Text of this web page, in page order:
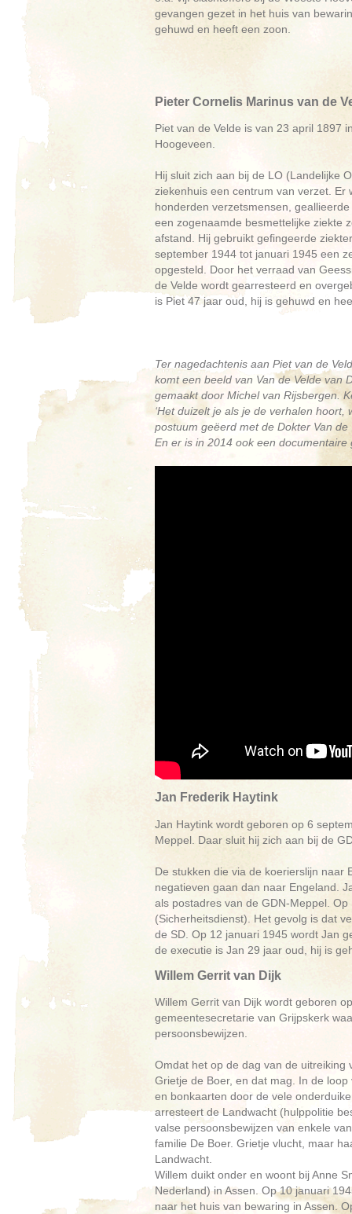
gevangen gezet in het huis van
gehuwd en heeft een zoon.
Pieter Cornelis Marinus van de
Piet van de Velde is van 23 april 1897
Hoogeveen.
Hij sluit zich aan bij de LO (Landelijke
ziekenhuis een centrum van verzet.
honderden verzetsmensen,
een zogenaamde besmettelijke ziekte
afstand. Hij gebruikt gefingeerde
september 1944 tot januari 1945 een
opgesteld. Door het verraad van
de Velde wordt gearresteerd en
is Piet 47 jaar oud, hij is gehuwd en
Ter nagedachtenis aan Piet van de
komt een beeld van Van de Velde van
gemaakt door Michel van Rijsbergen.
‘Het duizelt je als je de verhalen
postuum geëerd met de Dokter Van
En er is in 2014 ook een
Jan Frederik Haytink
Jan Haytink wordt geboren op 6
Meppel. Daar sluit hij zich aan bij de
De stukken die via de koerierslijn naar
negatieven gaan dan naar Engeland.
als postadres van de GDN-Meppel.
(Sicherheitsdienst). Het gevolg is dat
de SD. Op 12 januari 1945 wordt Jan
de executie is Jan 29 jaar oud, hij is
Willem Gerrit van Dijk
Willem Gerrit van Dijk wordt geboren
gemeentesecretarie van Grijpskerk
persoonsbewijzen.
Omdat het op de dag van de uitreiking
Grietje de Boer, en dat mag. In de
en bonkaarten door de vele
arresteert de Landwacht (hulppolitie
valse persoonsbewijzen van enkele
familie De Boer. Grietje vlucht, maar
Landwacht.
Willem duikt onder en woont bij Anne
Nederland) in Assen. Op 10 januari
naar het huis van bewaring in Assen.